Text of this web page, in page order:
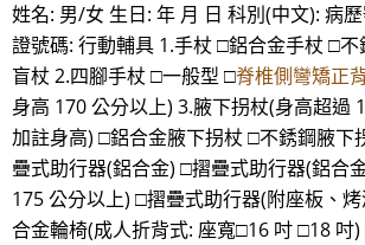
姓名: 男/女 生日: 年 月 日 科別(中文): 病
證號碼: 行動輔具 1.手杖 □鋁合金手杖 □
盲杖 2.四腳手杖 □一般型 □脊椎側彎矯正
身高 170 公分以上) 3.腋下拐杖(身高超過
加註身高) □鋁合金腋下拐杖 □不銹鋼腋下
疊式助行器(鋁合金) □摺疊式助行器(鋁合
175 公分以上) □摺疊式助行器(附座板、
合金輪椅(成人折背式: 座寬□16 吋 □18 吋